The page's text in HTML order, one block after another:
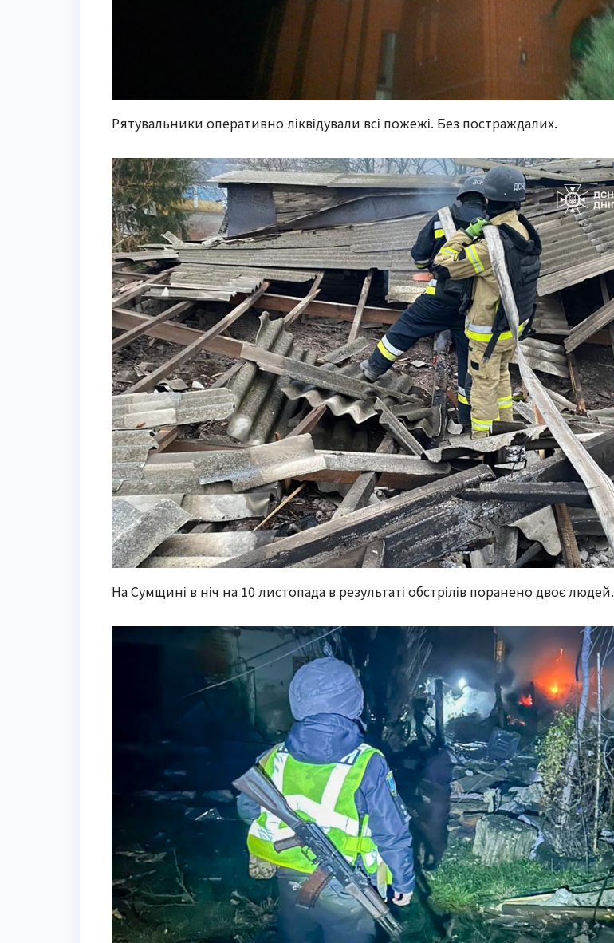
Рятувальники оперативно ліквідували всі пожежі. Без постраждалих.
На Сумщині в ніч на 10 листопада в результаті обстрілів поранено двоє людей.